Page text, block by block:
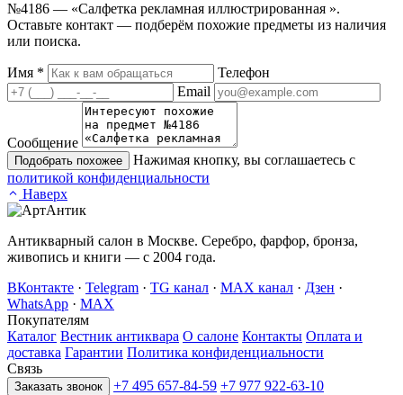
№4186 — «Салфетка рекламная иллюстрированная ».
Оставьте контакт — подберём похожие предметы из наличия
или поиска.
Имя *
Телефон
Email
Сообщение
Подобрать похожее
Нажимая кнопку, вы соглашаетесь с
политикой конфиденциальности
Наверх
Антикварный салон в Москве. Серебро, фарфор, бронза,
живопись и книги — с 2004 года.
ВКонтакте · Telegram · TG канал · MAX канал · Дзен ·
WhatsApp · MAX
Покупателям
Каталог Вестник антиквара О салоне Контакты Оплата и
доставка Гарантии Политика конфиденциальности
Связь
Заказать звонок +7 495 657-84-59 +7 977 922-63-10